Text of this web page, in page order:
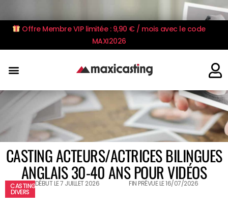
Offre Membre VIP limitée : 9,90 € / mois avec le code
MAXI2026
CASTING ACTEURS/ACTRICES BILINGUES
ANGLAIS 30-40 ANS POUR VIDÉOS
CASTING
DIVERS
DÉBUT LE 7 JUILLET 2026 FIN PRÉVUE LE 16/07/2026